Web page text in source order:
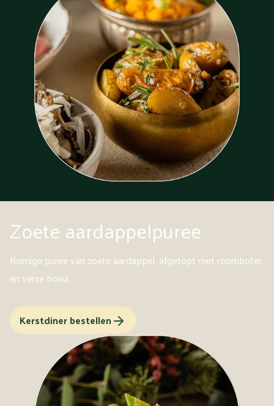
Zoete aardappelpuree
Romige puree van zoete aardappel, afgetopt met roomboter
en verse bosui.
Kerstdiner bestellen